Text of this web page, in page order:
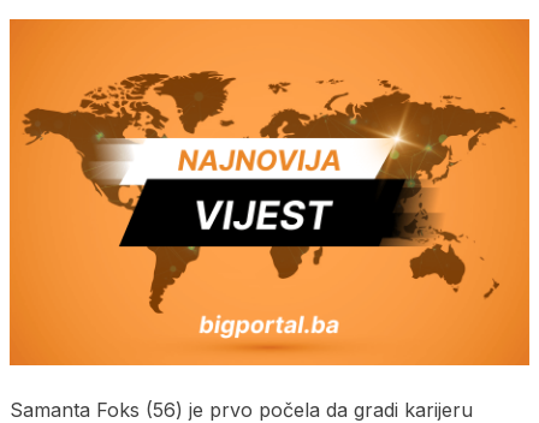
Samanta Foks (56) je prvo počela da gradi karijeru